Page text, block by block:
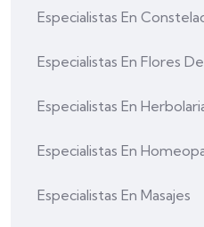
Especialistas En
Especialistas En Flores
Especialistas En
Especialistas En
Especialistas En Masajes